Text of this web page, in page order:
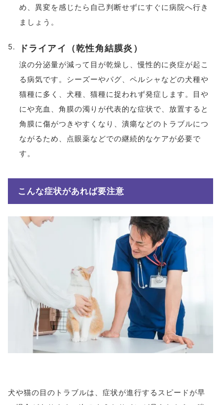
め、異変を感じたら自己判断せずにすぐに病院へ行き
ましょう。
ドライアイ（乾性角結膜炎）
涙の分泌量が減って目が乾燥し、慢性的に炎症が起こ
る病気です。シーズーやパグ、ペルシャなどの犬種や
猫種に多く、犬種、猫種に捉われず発症します。目や
にや充血、角膜の濁りが代表的な症状で、放置すると
角膜に傷がつきやすくなり、潰瘍などのトラブルにつ
ながるため、点眼薬などでの継続的なケアが必要で
す。
こんな症状があれば要注意
犬や猫の目のトラブルは、症状が進行するスピードが早